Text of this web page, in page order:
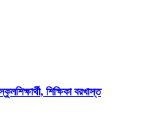
শিক্ষিকা বরখাস্ত